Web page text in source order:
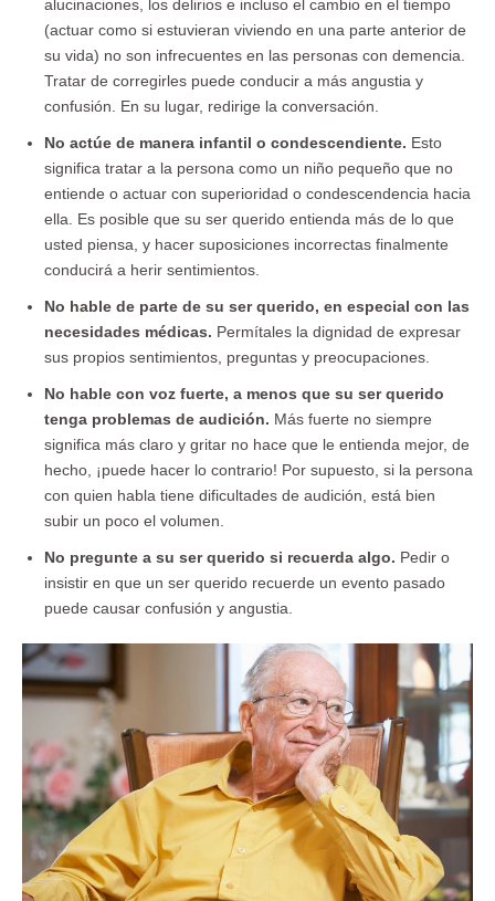
alucinaciones, los delirios e incluso el cambio en el tiempo
(actuar como si estuvieran viviendo en una parte anterior de
su vida) no son infrecuentes en las personas con demencia.
Tratar de corregirles puede conducir a más angustia y
confusión. En su lugar, redirige la conversación.
No actúe de manera infantil o condescendiente. Esto
significa tratar a la persona como un niño pequeño que no
entiende o actuar con superioridad o condescendencia hacia
ella. Es posible que su ser querido entienda más de lo que
usted piensa, y hacer suposiciones incorrectas finalmente
conducirá a herir sentimientos.
No hable de parte de su ser querido, en especial con las
necesidades médicas. Permítales la dignidad de expresar
sus propios sentimientos, preguntas y preocupaciones.
No hable con voz fuerte, a menos que su ser querido
tenga problemas de audición. Más fuerte no siempre
significa más claro y gritar no hace que le entienda mejor, de
hecho, ¡puede hacer lo contrario! Por supuesto, si la persona
con quien habla tiene dificultades de audición, está bien
subir un poco el volumen.
No pregunte a su ser querido si recuerda algo. Pedir o
insistir en que un ser querido recuerde un evento pasado
puede causar confusión y angustia.